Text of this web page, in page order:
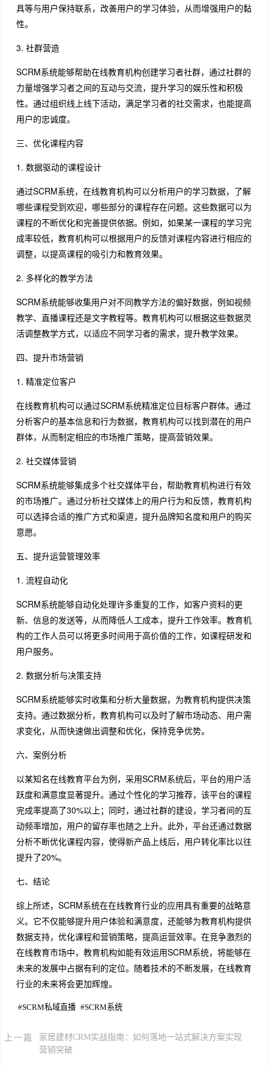
具等与用户保持联系，改善用户的学习体验，从而增强用户的黏
性。
3. 社群营造
SCRM系统能够帮助在线教育机构创建学习者社群，通过社群的
力量增强学习者之间的互动与交流，提升学习的娱乐性和积极
性。通过组织线上线下活动，满足学习者的社交需求，也能提高
用户的忠诚度。
三、优化课程内容
1. 数据驱动的课程设计
通过SCRM系统，在线教育机构可以分析用户的学习数据，了解
哪些课程受到欢迎，哪些部分的课程存在问题。这些数据可以为
课程的不断优化和完善提供依据。例如，如果某一课程的学习完
成率较低，教育机构可以根据用户的反馈对课程内容进行相应的
调整，以提高课程的吸引力和教育效果。
2. 多样化的教学方法
SCRM系统能够收集用户对不同教学方法的偏好数据，例如视频
教学、直播课程还是文字教程等。教育机构可以根据这些数据灵
活调整教学方式，以适应不同学习者的需求，提升教学效果。
四、提升市场营销
1. 精准定位客户
在线教育机构可以通过SCRM系统精准定位目标客户群体。通过
分析客户的基本信息和行为数据，教育机构可以找到潜在的用户
群体，从而制定相应的市场推广策略，提高营销效果。
2. 社交媒体营销
SCRM系统能够集成多个社交媒体平台，帮助教育机构进行有效
的市场推广。通过分析社交媒体上的用户行为和反馈，教育机构
可以选择合适的推广方式和渠道，提升品牌知名度和用户的购买
意愿。
五、提升运营管理效率
1. 流程自动化
SCRM系统能够自动化处理许多重复的工作，如客户资料的更
新、信息的发送等，从而降低人工成本，提升工作效率。教育机
构的工作人员可以将更多时间用于高价值的工作，如课程研发和
用户服务。
2. 数据分析与决策支持
SCRM系统能够实时收集和分析大量数据，为教育机构提供决策
支持。通过数据分析，教育机构可以及时了解市场动态、用户需
求变化，从而快速做出调整和优化，保持竞争优势。
六、案例分析
以某知名在线教育平台为例，采用SCRM系统后，平台的用户活
跃度和满意度显著提升。通过个性化的学习推荐，该平台的课程
完成率提高了30%以上；同时，通过社群的建设，学习者间的互
动频率增加，用户的留存率也随之上升。此外，平台还通过数据
分析不断优化课程内容，使得新产品上线后，用户转化率比以往
提升了20%。
七、结论
综上所述，SCRM系统在在线教育行业的应用具有重要的战略意
义。它不仅能够提升用户体验和满意度，还能够为教育机构提供
数据支持，优化课程和营销策略，提高运营效率。在竞争激烈的
在线教育市场中，教育机构如能有效运用SCRM系统，将能够在
未来的发展中占据有利的定位。随着技术的不断发展，在线教育
行业的未来将会更加辉煌。
#SCRM私域直播 #SCRM系统
上一篇
家居建材CRM实战指南：如何落地一站式解决方案实现
营销突破